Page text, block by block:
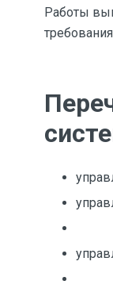
Работы